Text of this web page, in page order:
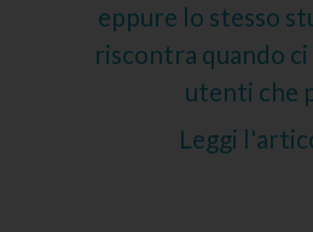
eppure lo stesso
riscontra quando
utenti che
Leggi